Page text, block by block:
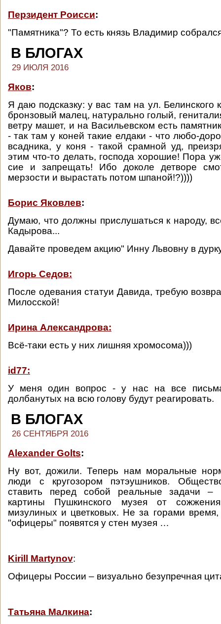
Перзидент Роисси:
"Памятника"? То есть князь Владимир
В БЛОГАХ
29 ИЮЛЯ 2016
Яков:
Я даю подсказку: у вас там на ул. Белинского
бронзовый малец, натурально голый,
ветру машет, и на Васильевском есть
- так там у коней такие елдаки - что любо-
всадника, у коня - такой срамной уд,
этим что-то делать, господа хорошие! Пора
сие и запрещать! Ибо доколе детворе
мерзости и вырастать потом шпаной!?))))
Борис Яковлев:
Думаю, что должны прислушаться к народу,
Кадырова...
Давайте проведем акцию" Инну Львовну в
Игорь Седов:
После одевания статуи Давида, требую
Милосской!
Ирина Александрова:
Всё-таки есть у них лишняя хромосома)))
id77:
У меня один вопрос - у нас на все
долбанутых на всю голову будут реагировать.
В БЛОГАХ
26 СЕНТЯБРЯ 2016
Alexander Golts:
Ну вот, дожили. Теперь нам моральные
люди с кругозором пэтэушников.
ставить перед собой реальные задачи –
картины Пушкинского музея от
мизулиных и цветковых. Не за горами время,
"офицеры" появятся у стен музея …
Kirill Martynov:
Офицеры России – визуально безупречная
Татьяна Малкина: